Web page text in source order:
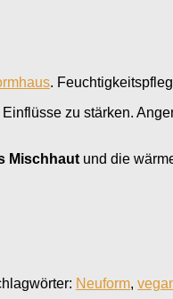
.
zu stärken.
Mischhaut und die
Neuform,